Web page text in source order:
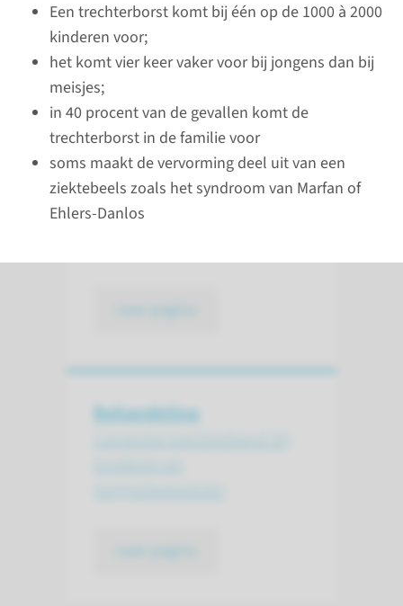
Een trechterborst komt bij één op de 1000 à 2000
kinderen voor;
het komt vier keer vaker voor bij jongens dan bij
meisjes;
in 40 procent van de gevallen komt de
trechterborst in de familie voor
soms maakt de vervorming deel uit van een
ziektebeels zoals het syndroom van Marfan of
Ehlers-Danlos
Behandeling
Trechterborst
Een trechterborst is een
vervorming van de borstwand,
waarbij aan de voorzijde een
kuiltje is ontstaan. Dit kan
chirurgisch worden behandeld
door het plaatsen van een
Behandeling